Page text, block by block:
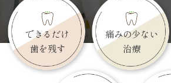
できるだけ
歯を残す
痛みの少ない
治療